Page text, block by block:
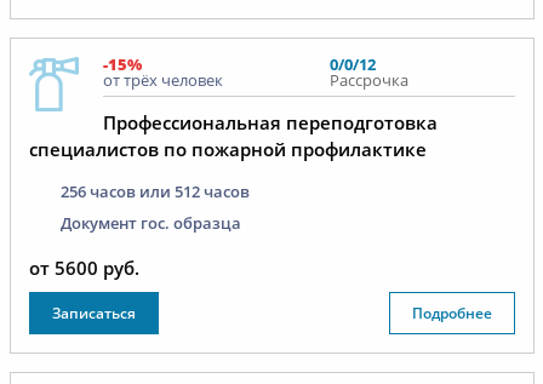
-15%
от трёх человек
0/0/12
Рассрочка
Профессиональная переподготовка
специалистов по пожарной профилактике
256 часов или 512 часов
Документ гос. образца
от 5600 руб.
Записаться Подробнее